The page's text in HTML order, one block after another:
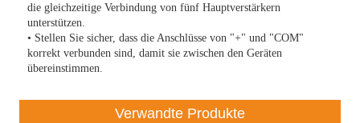
die gleichzeitige Verbindung von fünf Hauptverstärkern
unterstützen.
• Stellen Sie sicher, dass die Anschlüsse von "+" und "COM"
korrekt verbunden sind, damit sie zwischen den Geräten
übereinstimmen.
Verwandte Produkte